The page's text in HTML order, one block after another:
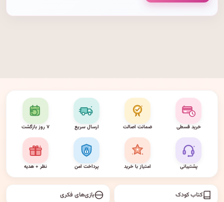
خرید قسطی ضمانت اصالت ارسال سریع ۷ روز بازگشت
پشتیبانی امتیاز با خرید پرداخت امن نظر + هدیه
کتاب کودک بازی‌های فکری